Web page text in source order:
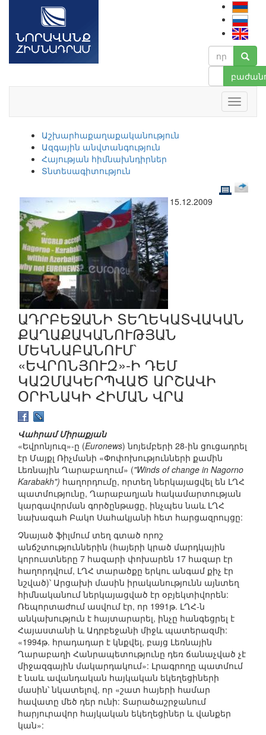
Աշխարհաքաղաքականություն
Ազգային անվտանգություն
Հայության հիմնախնդիրներ
Տնտեսագիտություն
15.12.2009
ԱԴՐԲԵՋԱՆԻ ՏԵՂԵԿԱՏՎԱԿԱՆ
ՔԱՂԱՔԱԿԱՆՈՒԹՅԱՆ
ՄԵԿՆԱԲԱՆՈՒՄ`
«ԵՎՐՈՆՅՈՒԶ»-Ի ԴԵՄ
ԿԱԶՄԱԿԵՐՊՎԱԾ ԱՐՇԱՎԻ
ՕՐԻՆԱԿԻ ՀԻՄԱՆ ՎՐԱ
Վահրամ Միրաքյան
«Եվրոնյուզ»-ը (Euronews) նոյեմբերի 28-ին ցուցադրել
էր Մայքլ Ռիչմանի «Փոփոխությունների քամին
Լեռնային Ղարաբաղում» ("Winds of change in Nagorno
Karabakh") հաղորդումը, որտեղ ներկայացվել են ԼՂՀ
պատմությունը, Ղարաբաղյան հակամարտության
կարգավորման գործընթացը, ինչպես նաև ԼՂՀ
նախագահ Բակո Սահակյանի հետ հարցազրույցը:
Չնայած ֆիլմում տեղ գտած որոշ
անճշտություններին (հայերի կրած մարդկային
կորուստները 7 հազարի փոխարեն 17 հազար էր
հաղորդվում, ԼՂՀ տարածքը երկու անգամ քիչ էր
նշված)՝ Արցախի մասին իրականությունն այնտեղ
հիմնականում ներկայացված էր օբյեկտիվորեն:
Ռեպորտաժում ասվում էր, որ 1991թ. ԼՂՀ-ն
անկախություն է հայտարարել, ինչը հանգեցրել է
Հայաստանի և Ադրբեջանի միջև պատերազմի:
«1994թ. հրադադար է կնքվել, բայց Լեռնային
Ղարաբաղի Հանրապետությունը դեռ ճանաչված չէ
միջազգային մակարդակում»: Լրագրողը պատմում
է նաև ավանդական հայկական եկեղեցիների
մասին՝ նկատելով, որ «շատ հայերի համար
հավատը մեծ դեր ունի: Տարածաշրջանում
հարյուրավոր հայկական եկեղեցիներ և վանքեր
կան»: